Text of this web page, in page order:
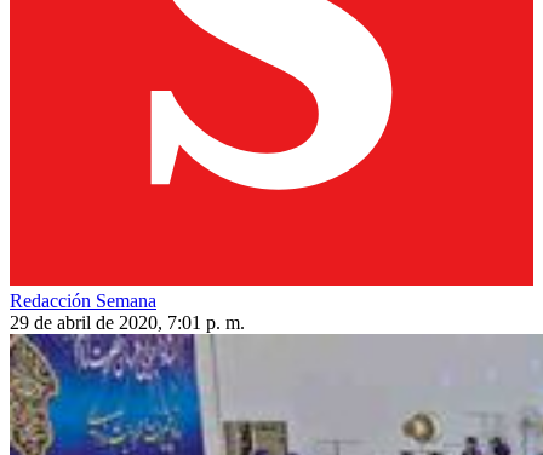
Redacción Semana
29 de abril de 2020, 7:01 p. m.